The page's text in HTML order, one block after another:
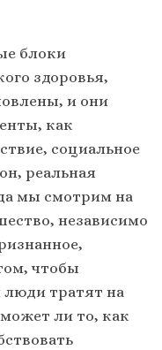
блоки
здоровья,
и они
как
социальное
реальная
мы смотрим на
независимо
чтобы
люди тратят на
ли то, как